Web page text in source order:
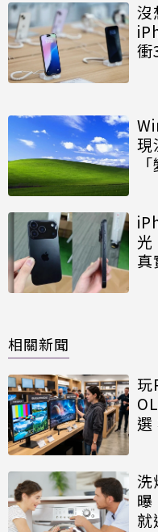
沒
衝
現
光
真
相關新聞
玩
選
洗
曝
就